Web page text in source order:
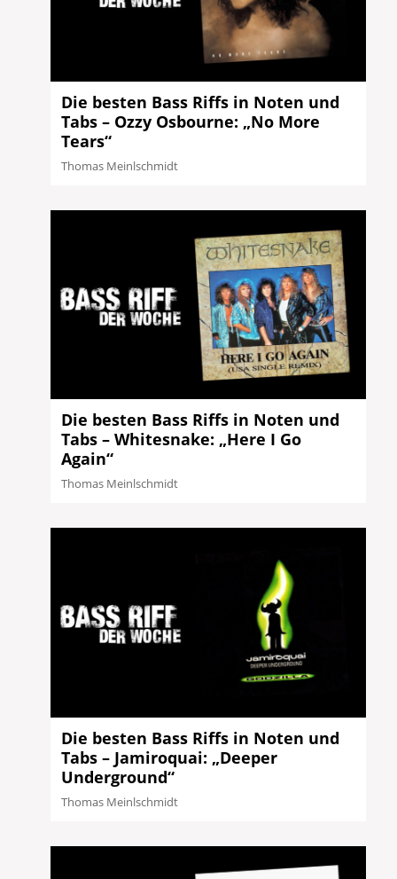
Die besten Bass Riffs in Noten und
Tabs – Ozzy Osbourne: „No More
Tears“
Thomas Meinlschmidt
Die besten Bass Riffs in Noten und
Tabs – Whitesnake: „Here I Go
Again“
Thomas Meinlschmidt
Die besten Bass Riffs in Noten und
Tabs – Jamiroquai: „Deeper
Underground“
Thomas Meinlschmidt